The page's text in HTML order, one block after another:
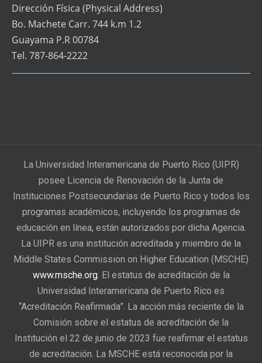
Dirección Física (Physical Address)
Bo. Machete Carr. 744 k.m 1.2
Guayama P.R 00784
Tel. 787-864-2222
La Universidad Interamericana de Puerto Rico (UIPR)
posee Licencia de Renovación de la Junta de
Instituciones Postsecundarias de Puerto Rico y todos los
programas académicos, incluyendo los programas de
educación en línea, están autorizados por dicha Agencia.
La UIPR es una institución acreditada y miembro de la
Middle States Commission on Higher Education (MSCHE)
www.msche.org. El estatus de acreditación de la
Universidad Interamericana de Puerto Rico es
“Acreditación Reafirmada”. La acción más reciente de la
Comisión sobre el estatus de acreditación de la
Institución el 22 de junio de 2023 fue reafirmar el estatus
de acreditación. La MSCHE está reconocida por la